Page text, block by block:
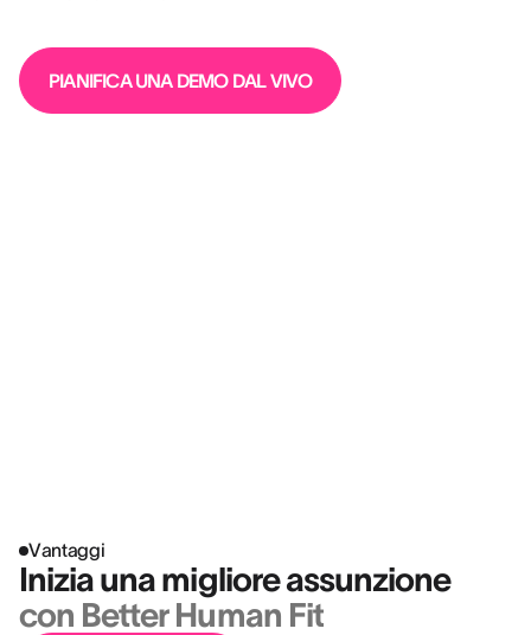
PIANIFICA UNA DEMO DAL VIVO
Vantaggi
Inizia una migliore assunzione
con Better Human Fit